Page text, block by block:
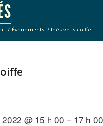
/ Événements / Inès vous coiffe
@ 15 h 00 – 17 h 00